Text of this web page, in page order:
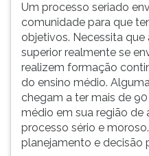
Um processo seriado
comunidade para que
objetivos. Necessita que
superior realmente se
realizem formação
do ensino médio.
chegam a ter mais de
médio em sua região de
processo sério e
planejamento e decisão